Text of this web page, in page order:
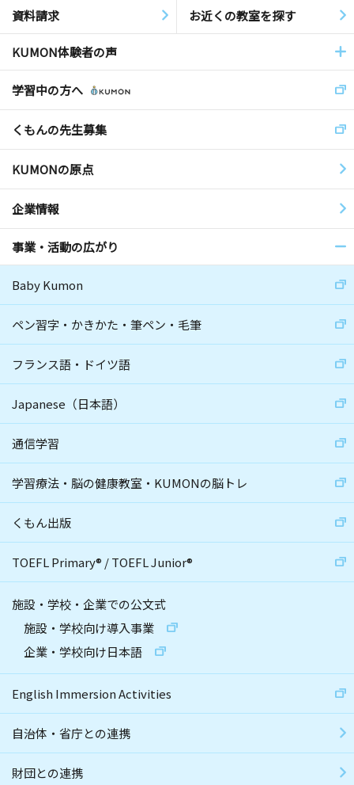
資料請求 お近くの教室を探す
KUMON体験者の声
学習中の方へ
くもんの先生募集
KUMONの原点
企業情報
事業・活動の広がり
Baby Kumon
ペン習字・かきかた・筆ペン・毛筆
フランス語・ドイツ語
Japanese（日本語）
通信学習
学習療法・脳の健康教室・KUMONの脳トレ
くもん出版
TOEFL Primary® /TOEFL Junior®
施設・学校・企業での公文式
施設・学校向け導入事業
企業・学校向け日本語
English Immersion Activities
自治体・省庁との連携
財団との連携